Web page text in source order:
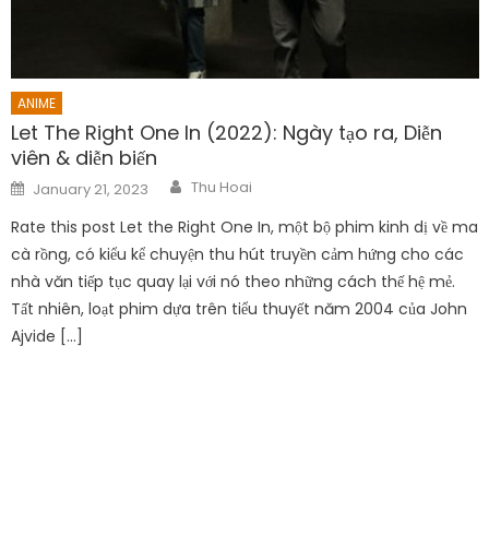
ANIME
Let The Right One In (2022): Ngày tạo ra, Diễn
viên & diễn biến
Posted
on
January 21, 2023 Author
Thu Hoai
Rate this post Let the Right One In, một bộ phim kinh dị về ma
cà rồng, có kiểu kể chuyện thu hút truyền cảm hứng cho các
nhà văn tiếp tục quay lại với nó theo những cách thế hệ mẻ.
Tất nhiên, loạt phim dựa trên tiểu thuyết năm 2004 của John
Ajvide […]